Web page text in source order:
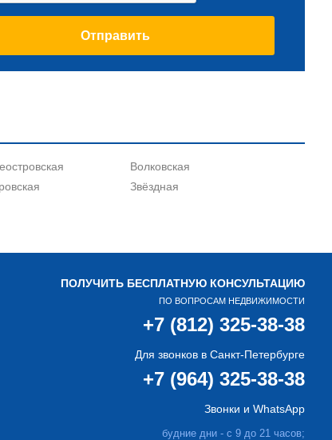
Волковская
Звёздная
ПОЛУЧИТЬ БЕСПЛАТНУЮ КОНСУЛЬТАЦИЮ
ПО ВОПРОСАМ НЕДВИЖИМОСТИ
+7 (812) 325-38-38
Для звонков в Санкт-Петербурге
+7 (964) 325-38-38
Звонки и WhatsApp
будние дни - с 9 до 21 часов;